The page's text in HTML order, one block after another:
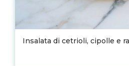
Insalata di cetrioli, cipolle e